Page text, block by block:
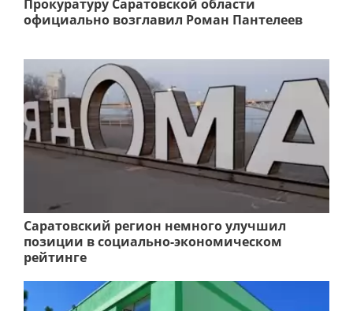
Прокуратуру Саратовской области
официально возглавил Роман Пантелеев
Саратовский регион немного улучшил
позиции в социально-экономическом
рейтинге